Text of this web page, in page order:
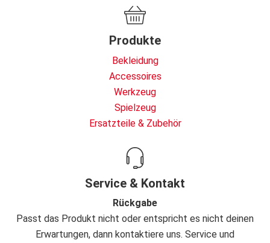
Produkte
Bekleidung
Accessoires
Werkzeug
Spielzeug
Ersatzteile & Zubehör
Service & Kontakt
Rückgabe
Passt das Produkt nicht oder entspricht es nicht deinen
Erwartungen, dann kontaktiere uns. Service und